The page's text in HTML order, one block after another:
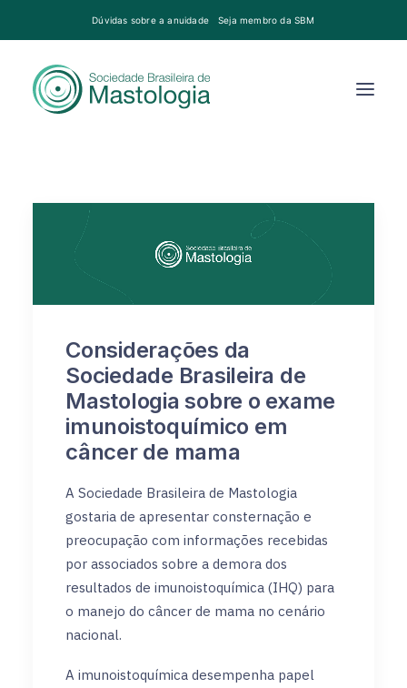
Dúvidas sobre a anuidade Seja membro da SBM
Considerações da
Sociedade Brasileira de
Mastologia sobre o exame
imunoistoquímico em
câncer de mama
A Sociedade Brasileira de Mastologia
gostaria de apresentar consternação e
preocupação com informações recebidas
por associados sobre a demora dos
resultados de imunoistoquímica (IHQ) para
o manejo do câncer de mama no cenário
nacional.
A imunoistoquímica desempenha papel